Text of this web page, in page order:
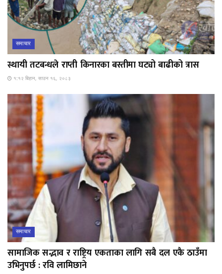
समाचार
स्थायी तटबन्धले राप्ती किनारका बस्तीमा घट्यो बाढीको त्रास
१:१२ बिहान, साउन १६, २०८३
समाचार
सामाजिक सद्भाव र राष्ट्रिय एकताका लागि सबै दल एकै ठाउँमा
उभिनुपर्छ : रवि लामिछाने